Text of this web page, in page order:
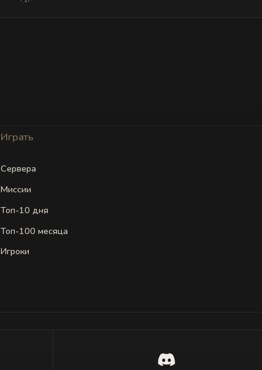
Играть
Сервера
Миссии
Топ-10 дня
Топ-100 месяца
Игроки